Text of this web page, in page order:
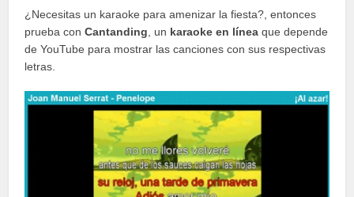
¿Necesitas un karaoke para amenizar la fiesta?, entonces
prueba conCantanding , un karaoke en línea que depende
de YouTube para mostrar las canciones con sus respectivas
letras.